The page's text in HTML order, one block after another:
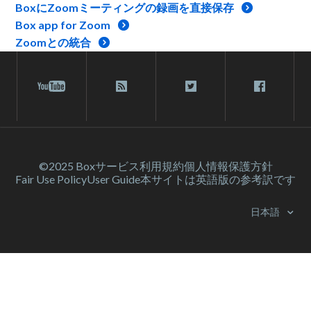
BoxにZoomミーティングの録画を直接保存
Box app for Zoom
Zoomとの統合
©2025 Boxサービス利⽤規約個人情報保護方針
Fair Use PolicyUser Guide本サイトは英語版の参考訳です
日本語